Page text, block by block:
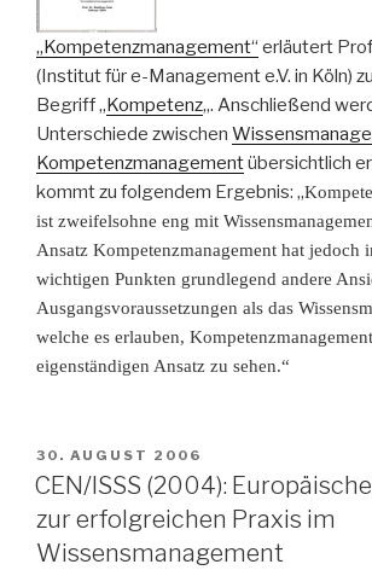
„Kompetenzmanagement“ erläutert
(Institut für e-Management e.V. in Köln)
Begriff „Kompetenz„. Anschließend
Unterschiede zwischen
Kompetenzmanagementübersichtlich
kommt zu folgendem Ergebnis: „
ist zweifelsohne eng mit
Ansatz Kompetenzmanagement hat jedoch
wichtigen Punkten grundlegend andere
Ausgangsvoraussetzungen als das
welche es erlauben,
eigenständigen Ansatz zu sehen.“
VERÖFFENTLICHT
AM
30. AUGUST 2006
CEN/ISSS (2004):
zur erfolgreichen Praxis im
Wissensmanagement